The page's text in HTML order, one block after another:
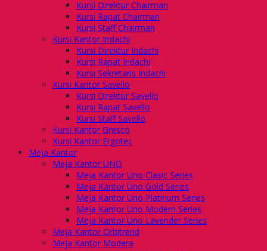
Kursi Direktur Chairman
Kursi Rapat Chairman
Kursi Staff Chairman
Kursi Kantor Indachi
Kursi Direktur Indachi
Kursi Rapat Indachi
Kursi Sekretaris Indachi
Kursi Kantor Savello
Kursi Direktur Savello
Kursi Rapat Savello
Kursi Staff Savello
Kursi Kantor Gresco
Kursi Kantor Ergotec
Meja Kantor
Meja Kantor UNO
Meja Kantor Uno Clasic Series
Meja Kantor Uno Gold Series
Meja Kantor Uno Platinum Series
Meja Kantor Uno Modern Series
Meja Kantor Uno Lavender Series
Meja Kantor Orbitrend
Meja Kantor Modera